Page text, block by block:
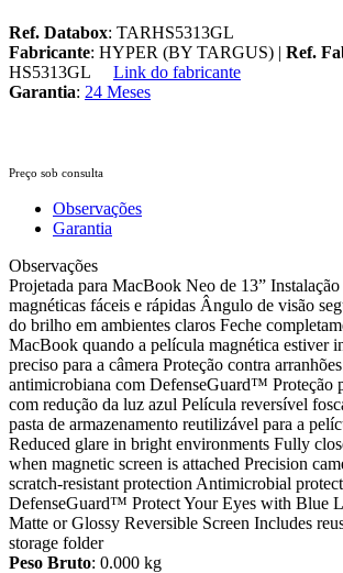
Ref. Databox: TARHS5313GL
Fabricante: HYPER (BY TARGUS) | Ref.
HS5313GL
Link do fabricante
Garantia: 24 Meses
Preço sob consulta
Observações
Garantia
Observações
Projetada para MacBook Neo de 13” Instalação
magnéticas fáceis e rápidas Ângulo de visão
do brilho em ambientes claros Feche
MacBook quando a película magnética estiver
preciso para a câmera Proteção contra
antimicrobiana com DefenseGuard™ Proteção
com redução da luz azul Película reversível
pasta de armazenamento reutilizável para a
Reduced glare in bright environments Fully
when magnetic screen is attached Precision
scratch-resistant protection Antimicrobial
DefenseGuard™ Protect Your Eyes with Blue
Matte or Glossy Reversible Screen Includes
storage folder
Peso Bruto: 0.000 kg